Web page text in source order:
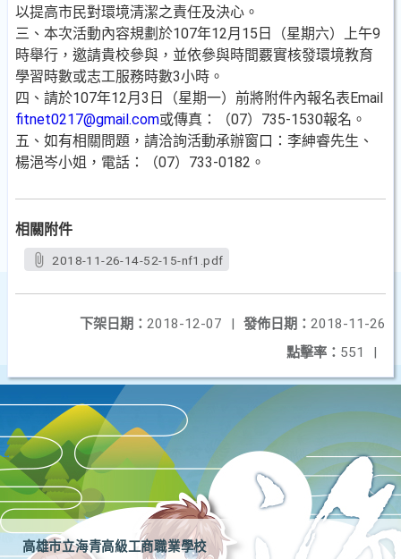
以提高市民對環境清潔之責任及決心。
三、本次活動內容規劃於107年12月15日（星期六）上午9
時舉行，邀請貴校參與，並依參與時間覈實核發環境教育
學習時數或志工服務時數3小時。
四、請於107年12月3日（星期一）前將附件內報名表Email
fitnet0217@gmail.com或傳真：（07）735-1530報名。
五、如有相關問題，請洽詢活動承辦窗口：李紳睿先生、
楊浥岑小姐，電話：（07）733-0182。
相關附件
2018-11-26-14-52-15-nf1.pdf
發佈日期： 2018-11-26
下架日期： 2018-12-07
|
點擊率： 551 |
高雄市立海青高級工商職業學校